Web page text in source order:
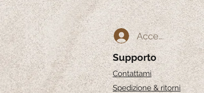
Accedi
Supporto
Contattami
Spedizione & ritorni